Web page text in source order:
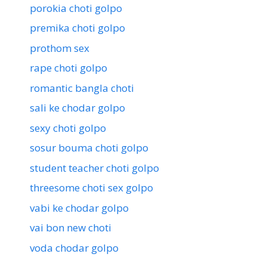
porokia choti golpo
premika choti golpo
prothom sex
rape choti golpo
romantic bangla choti
sali ke chodar golpo
sexy choti golpo
sosur bouma choti golpo
student teacher choti golpo
threesome choti sex golpo
vabi ke chodar golpo
vai bon new choti
voda chodar golpo